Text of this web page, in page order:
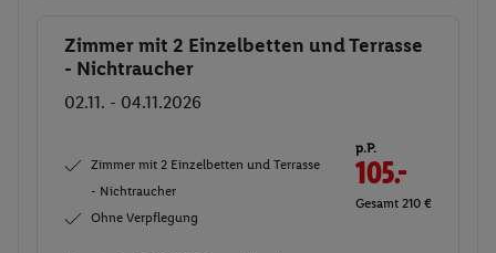
Buchen
Zimmer mit 2 Einzelbetten und Terrasse
- Nichtraucher
02.11. - 04.11.2026
Zimmer mit 2 Einzelbetten und Terrasse
- Nichtraucher
Ohne Verpflegung
p.P.
105.-
Gesamt 210 €